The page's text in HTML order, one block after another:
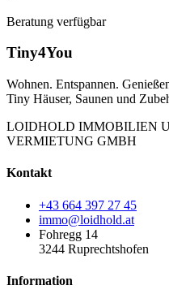
Beratung verfügbar
Tiny4You
Wohnen. Entspannen.
Tiny Häuser, Saunen und
LOIDHOLD IMMOBILIEN
VERMIETUNG GMBH
Kontakt
+43 664 397 27 45
immo@loidhold.at
Fohregg 14
3244 Ruprechtshofen
Information